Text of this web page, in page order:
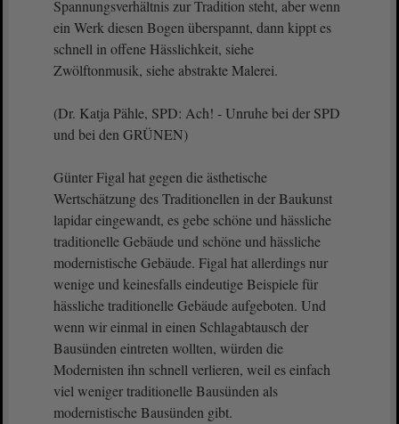
Spannungsverhältnis zur Tradition steht, aber wenn
ein Werk diesen Bogen überspannt, dann kippt es
schnell in offene Hässlichkeit, siehe
Zwölftonmusik, siehe abstrakte Malerei.
(Dr. Katja Pähle, SPD: Ach! - Unruhe bei der SPD
und bei den GRÜNEN)
Günter Figal hat gegen die ästhetische
Wertschätzung des Traditionellen in der Baukunst
lapidar eingewandt, es gebe schöne und hässliche
traditionelle Gebäude und schöne und hässliche
modernistische Gebäude. Figal hat allerdings nur
wenige und keinesfalls eindeutige Beispiele für
hässliche traditionelle Gebäude aufgeboten. Und
wenn wir einmal in einen Schlagabtausch der
Bausünden eintreten wollten, würden die
Modernisten ihn schnell verlieren, weil es einfach
viel weniger traditionelle Bausünden als
modernistische Bausünden gibt.